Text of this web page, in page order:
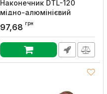
Наконечник DTL-120
мідно-алюмінієвий
кабельний, UEC
Артикул:
97,68 грн